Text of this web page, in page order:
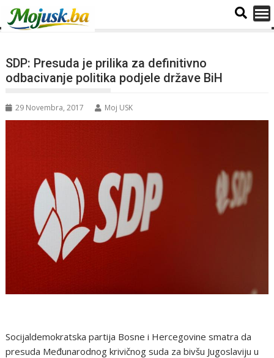
SDP: Presuda je prilika za definitivno
odbacivanje politika podjele države BiH
29 Novembra, 2017 Moj USK
Socijaldemokratska partija Bosne i Hercegovine smatra da
presuda Međunarodnog krivičnog suda za bivšu Jugoslaviju u